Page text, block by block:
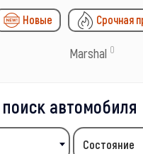
Новые Срочная
Marshal 0
автомобиля
Состояние